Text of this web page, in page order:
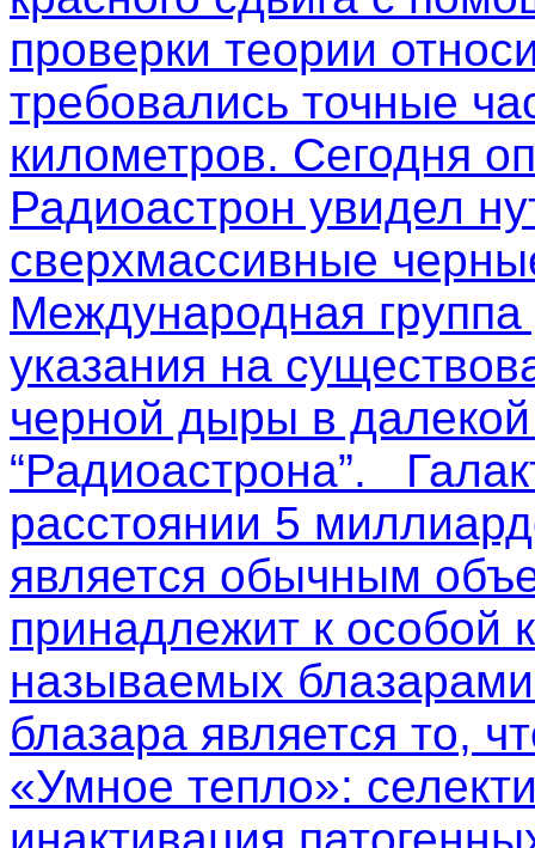
проверки теории
требовались точные
километров. Сегодня
Радиоастрон увидел
сверхмассивные
Международная
указания на
черной дыры в
“Радиоастрона”.
расстоянии 5
является обычным
принадлежит к особой
называемых
блазара является то,
«Умное тепло»: